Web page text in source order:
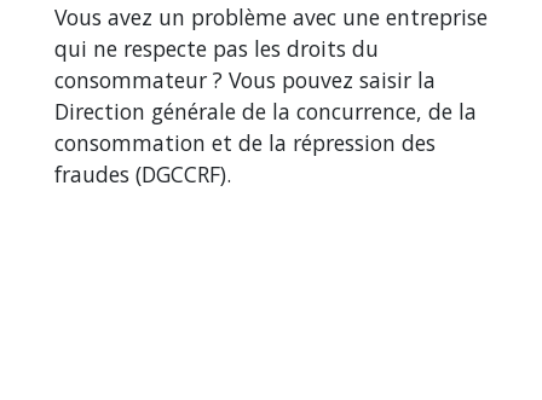
Vous avez un problème avec une entreprise
qui ne respecte pas les droits du
consommateur ? Vous pouvez saisir la
Direction générale de la concurrence, de la
consommation et de la répression des
fraudes (DGCCRF).